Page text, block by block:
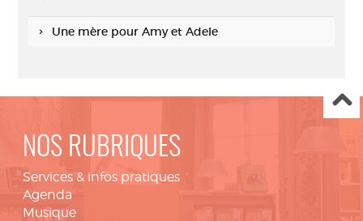
Une mère pour Amy et Adele
NOS RUBRIQUES
Services & infos pratiques
Agenda
Musique